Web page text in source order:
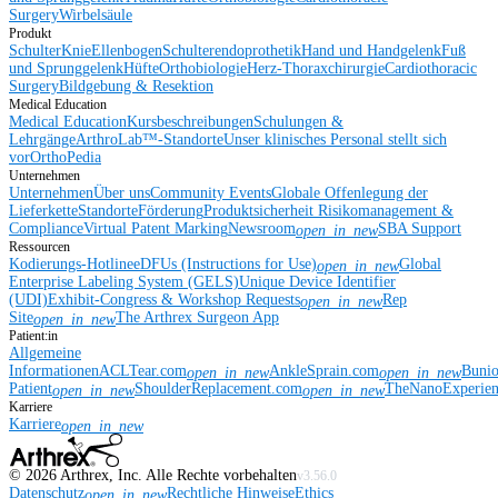
SurgeryWirbelsäule
Produkt
SchulterKnieEllenbogenSchulterendoprothetikHand und HandgelenkFuß
und SprunggelenkHüfteOrthobiologieHerz-ThoraxchirurgieCardiothoracic
SurgeryBildgebung & Resektion
Medical Education
Medical EducationKursbeschreibungenSchulungen &
LehrgängeArthroLab™-StandorteUnser klinisches Personal stellt sich
vorOrthoPedia
Unternehmen
UnternehmenÜber unsCommunity EventsGlobale Offenlegung der
LieferketteStandorteFörderungProduktsicherheit Risikomanagement &
ComplianceVirtual Patent MarkingNewsroomopen_in_newSBA Support
Ressourcen
Kodierungs-HotlineeDFUs (Instructions for Use)open_in_newGlobal
Enterprise Labeling System (GELS)Unique Device Identifier
(UDI)Exhibit-Congress & Workshop Requestsopen_in_newRep
Siteopen_in_newThe Arthrex Surgeon App
Patient:in
Allgemeine
InformationenACLTear.comopen_in_newAnkleSprain.comopen_in_new
Patientopen_in_newShoulderReplacement.comopen_in_new
Karriere
Karriereopen_in_new
© 2026 Arthrex, Inc. Alle Rechte vorbehaltenv3.56.0
Datenschutz Rechtliche HinweiseEthics